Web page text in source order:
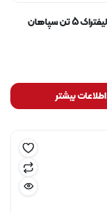
بوش موتور لیفتراک 5 تن سپاهان
اطلاعات بیشتر